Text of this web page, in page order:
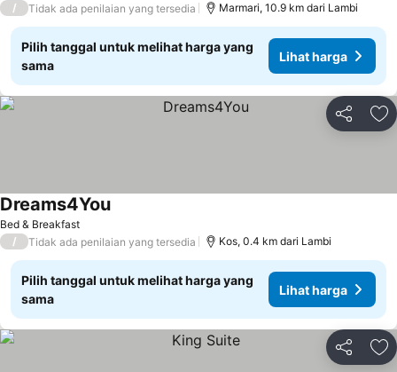
/ Tidak ada penilaian yang tersedia Marmari, 10.9 km dari Lambi
Pilih tanggal untuk melihat harga yang
sama
Lihat harga
Bagikan
Bed & Breakfast
Dreams4You
/ Tidak ada penilaian yang tersedia Kos, 0.4 km dari Lambi
Pilih tanggal untuk melihat harga yang
sama
Lihat harga
Bagikan